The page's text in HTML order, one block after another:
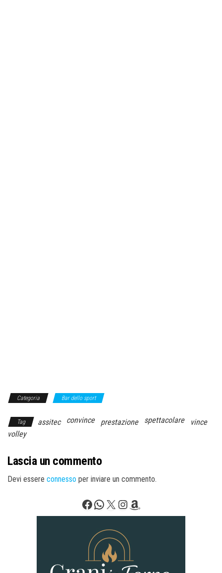
Categoria Bar dello sport
Tag assitec convince prestazione spettacolare
vince
volley
Lascia un commento
Devi essere connesso per inviare un commento.
Facebook
WhatsApp
X Instagram
Amazon